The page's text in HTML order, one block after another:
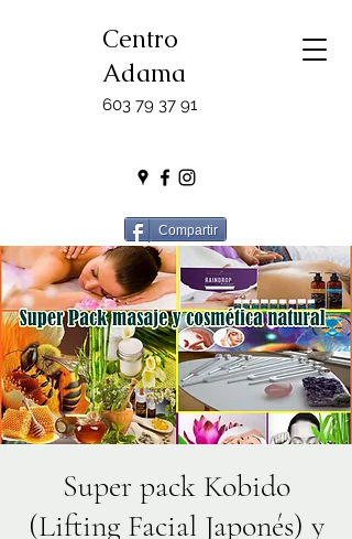
Centro
Adama
603 79 37 91
Compartir
Super pack Kobido
(Lifting Facial Japonés) y